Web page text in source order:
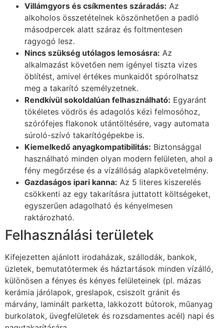
Villámgyors és csíkmentes száradás: Az
alkoholos összetételnek köszönhetően a padló
másodpercek alatt száraz és foltmentesen
ragyogó lesz.
Nincs szükség utólagos lemosásra: Az
alkalmazást követően nem igényel tiszta vizes
öblítést, amivel értékes munkaidőt spórolhatsz
meg a takarító személyzetnek.
Rendkívül sokoldalúan felhasználható: Egyaránt
tökéletes vödrös és adagolós kézi felmosóhoz,
szórófejes flakonok utántöltésére, vagy automata
súroló-szívó takarítógépekbe is.
Kiemelkedő anyagkompatibilitás: Biztonsággal
használható minden olyan modern felületen, ahol a
fény megőrzése és a vízállóság alapkövetelmény.
Gazdaságos ipari kanna: Az 5 literes kiszerelés
csökkenti az egy takarításra juttatott költségeket,
egyszerűen adagolható és kényelmesen
raktározható.
Felhasználási területek
Kifejezetten ajánlott irodaházak, szállodák, bankok,
üzletek, bemutatótermek és háztartások minden vízálló,
különösen a fényes és kényes felületeinek (pl. mázas
kerámia járólapok, greslapok, csiszolt gránit és
márvány, laminált parketta, lakkozott bútorok, műanyag
burkolatok, üvegfelületek és rozsdamentes acél) napi és